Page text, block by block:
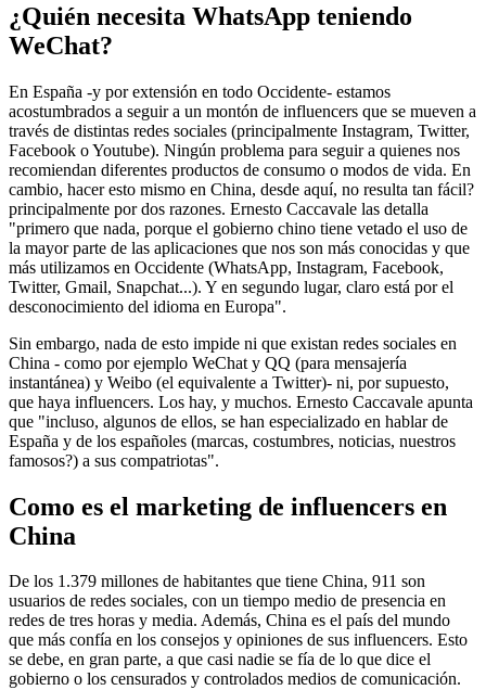
¿Quién necesita WhatsApp teniendo
WeChat?
En España -y por extensión en todo Occidente- estamos
acostumbrados a seguir a un montón de influencers que se mueven a
través de distintas redes sociales (principalmente Instagram, Twitter,
Facebook o Youtube). Ningún problema para seguir a quienes nos
recomiendan diferentes productos de consumo o modos de vida. En
cambio, hacer esto mismo en China, desde aquí, no resulta tan fácil?
principalmente por dos razones. Ernesto Caccavale las detalla
"primero que nada, porque el gobierno chino tiene vetado el uso de
la mayor parte de las aplicaciones que nos son más conocidas y que
más utilizamos en Occidente (WhatsApp, Instagram, Facebook,
Twitter, Gmail, Snapchat...). Y en segundo lugar, claro está por el
desconocimiento del idioma en Europa".
Sin embargo, nada de esto impide ni que existan redes sociales en
China - como por ejemplo WeChat y QQ (para mensajería
instantánea) y Weibo (el equivalente a Twitter)- ni, por supuesto,
que haya influencers. Los hay, y muchos. Ernesto Caccavale apunta
que "incluso, algunos de ellos, se han especializado en hablar de
España y de los españoles (marcas, costumbres, noticias, nuestros
famosos?) a sus compatriotas".
Como es el marketing de influencers en
China
De los 1.379 millones de habitantes que tiene China, 911 son
usuarios de redes sociales, con un tiempo medio de presencia en
redes de tres horas y media. Además, China es el país del mundo
que más confía en los consejos y opiniones de sus influencers. Esto
se debe, en gran parte, a que casi nadie se fía de lo que dice el
gobierno o los censurados y controlados medios de comunicación.